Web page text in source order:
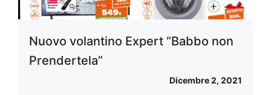
Nuovo volantino Expert “Babbo non
Prendertela”
Dicembre 2, 2021